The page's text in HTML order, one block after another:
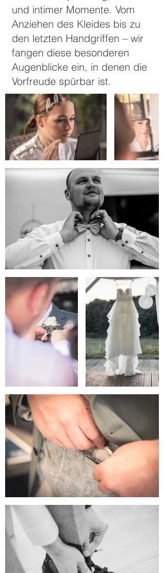
und intimer Momente. Vom
Anziehen des Kleides bis zu
den letzten Handgriffen – wir
fangen diese besonderen
Augenblicke ein, in denen die
Vorfreude spürbar ist.